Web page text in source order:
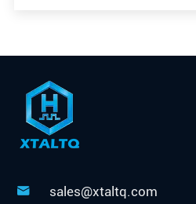
 sales@xtaltq.com